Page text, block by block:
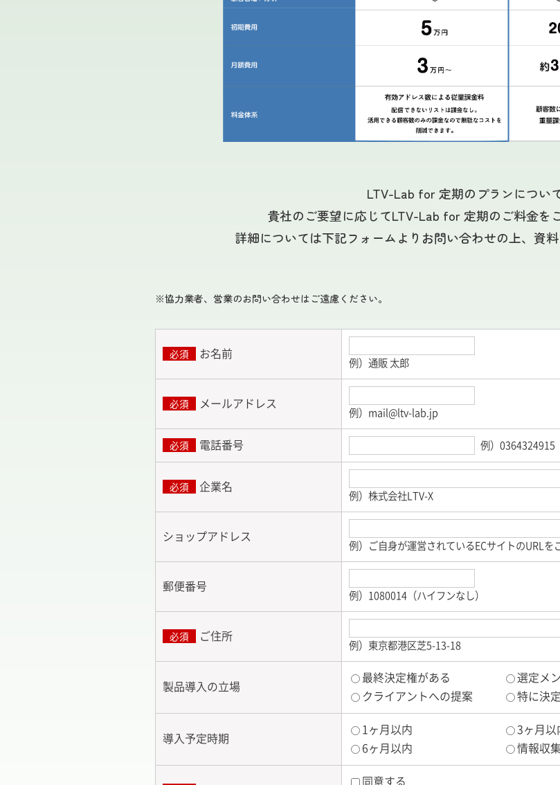
LTV-Lab for 定期のプランについ
貴社のご要望に応じてLTV-Lab for 定期のご料金を
詳細については下記フォームよりお問い合わせの上、資料
※協力業者、営業のお問い合わせはご遠慮ください。